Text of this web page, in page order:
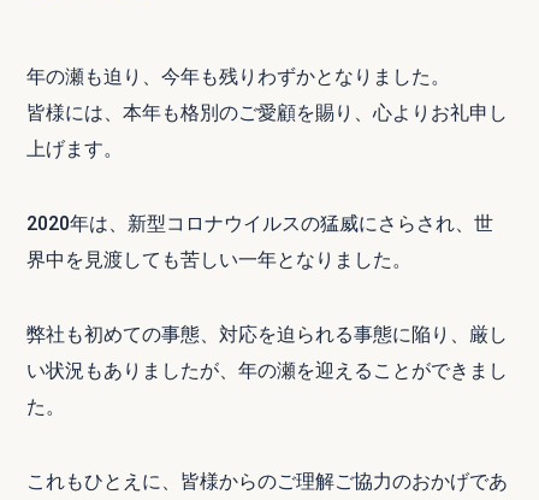
年の瀬も迫り、今年も残りわずかとなりました。
皆様には、本年も格別のご愛顧を賜り、心よりお礼申し
上げます。
2020年は、新型コロナウイルスの猛威にさらされ、世
界中を見渡しても苦しい一年となりました。
弊社も初めての事態、対応を迫られる事態に陥り、厳し
い状況もありましたが、年の瀬を迎えることができまし
た。
これもひとえに、皆様からのご理解ご協力のおかげであ